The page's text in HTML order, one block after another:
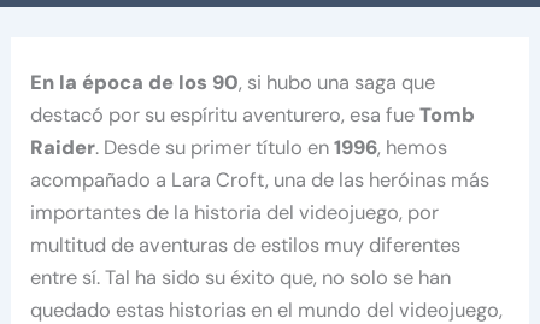
En la época de los 90, si hubo una saga que
destacó por su espíritu aventurero, esa fueTomb
Raider. Desde su primer título en1996, hemos
acompañado a Lara Croft, una de las heróinas más
importantes de la historia del videojuego, por
multitud de aventuras de estilos muy diferentes
entre sí. Tal ha sido su éxito que, no solo se han
quedado estas historias en el mundo del videojuego,